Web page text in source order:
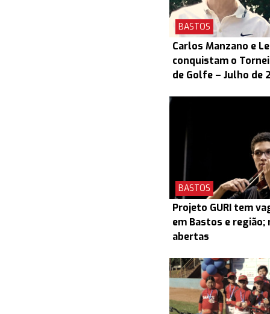
BASTOS
Carlos Manzano e
conquistam o
de Golfe – Julho de
BASTOS
Projeto GURI tem
em Bastos e
abertas